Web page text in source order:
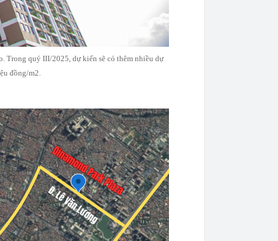
Trong quý III/2025, dự kiến sẽ có thêm nhiều dự
đồng/m2.